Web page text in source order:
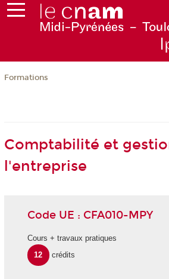
Formations
Comptabilité et
l'entreprise
Code UE : CFA010-MPY
Cours + travaux pratiques
12
crédits